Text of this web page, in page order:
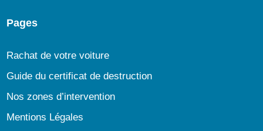
Pages
Rachat de votre voiture
Guide du certificat de destruction
Nos zones d’intervention
Mentions Légales